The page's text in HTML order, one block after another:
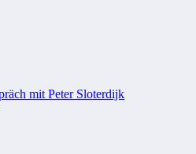
mit Peter Sloterdijk